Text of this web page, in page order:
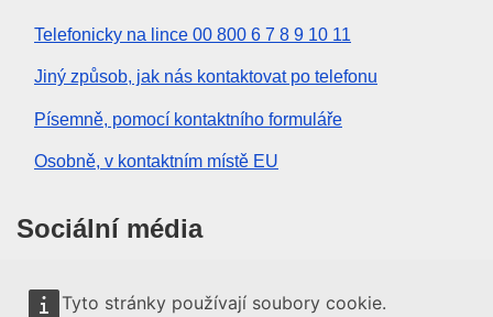
Tyto stránky používají soubory cookie.
Telefonicky na lince 00 800 6 7 8 9 10 11
Jiný způsob, jak nás kontaktovat po telefonu
Písemně, pomocí kontaktního formuláře
Osobně, v kontaktním místě EU
Sociální média
Vyhledávání informačních kanálů EU v sociálních